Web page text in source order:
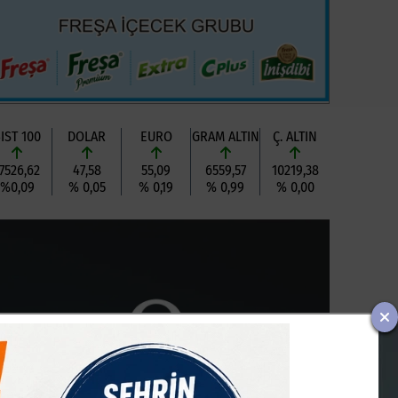
100
%0,09
DOLAR
47,58
% 0,05
EURO
55,09
% 0,19
GRAM ALTIN
6559,57
% 0,99
Ç. ALTIN
10219,38
% 0,00